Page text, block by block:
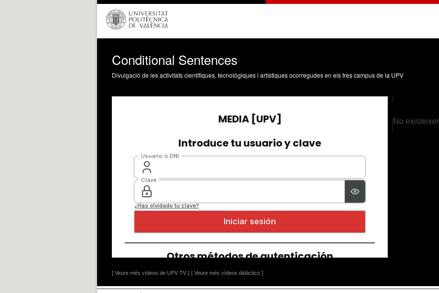
Conditional Sentences
Divulgació de les activitats científiques, tecnològiques i artístiques ocorregudes en els tres campus de la UPV
[ Veure més vídeos de UPV TV ] [ Veure més vídeos didàctics ]
No